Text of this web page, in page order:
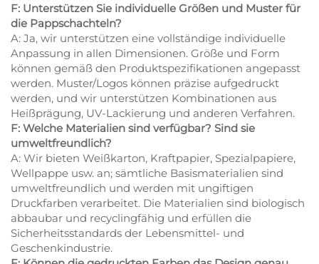
F: Unterstützen Sie individuelle Größen und Muster für
die Pappschachteln?
A: Ja, wir unterstützen eine vollständige individuelle
Anpassung in allen Dimensionen. Größe und Form
können gemäß den Produktspezifikationen angepasst
werden. Muster/Logos können präzise aufgedruckt
werden, und wir unterstützen Kombinationen aus
Heißprägung, UV-Lackierung und anderen Verfahren.
F: Welche Materialien sind verfügbar? Sind sie
umweltfreundlich?
A: Wir bieten Weißkarton, Kraftpapier, Spezialpapiere,
Wellpappe usw. an; sämtliche Basismaterialien sind
umweltfreundlich und werden mit ungiftigen
Druckfarben verarbeitet. Die Materialien sind biologisch
abbaubar und recyclingfähig und erfüllen die
Sicherheitsstandards der Lebensmittel- und
Geschenkindustrie.